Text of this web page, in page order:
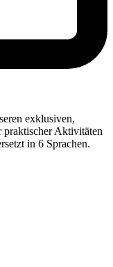
exklusiven,
praktischer Aktivitäten
in 6 Sprachen.